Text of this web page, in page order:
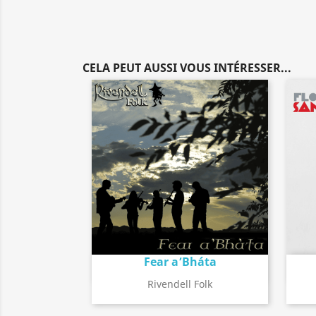
CELA PEUT AUSSI VOUS INTÉRESSER...
Fear a’Bháta
Rivendell Folk
Détail de l'album